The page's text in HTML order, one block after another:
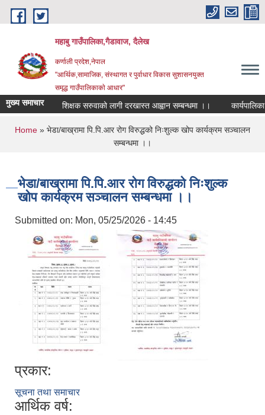
Skip to main content
महाबु गाउँपालिका,गैडावाज, दैलेख
कर्णाली प्रदेश,नेपाल
"आर्थिक,सामाजिक, संस्थागत र पुर्वाधार विकास सुशासनयुक्त
समृद्ध गाउँपालिकाकाे आधार"
मुख्य समाचार शिक्षक सरुवाको लागी दरखास्त आह्वान सम्बन्धमा ।। कार्यपालिका
You are here
Home » भेडा/बाख्रामा पि.पि.आर रोग विरुद्धको निःशुल्क खोप कार्यक्रम सञ्चालन
सम्बन्धमा ।।
भेडा/बाख्रामा पि.पि.आर रोग विरुद्धको निःशुल्क
खोप कार्यक्रम सञ्चालन सम्बन्धमा ।।
Submitted on: Mon, 05/25/2026 - 14:45
प्रकार:
सूचना तथा समाचार
आर्थिक वर्ष: